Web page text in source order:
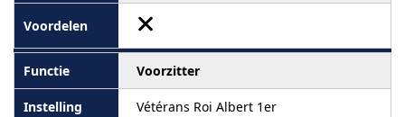
Voorzitter
Vétérans Roi Albert 1er